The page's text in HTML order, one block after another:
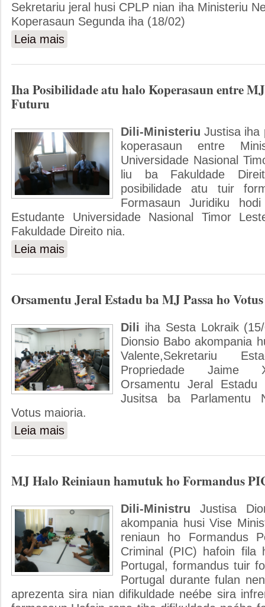
Sekretariu jeral husi CPLP nian iha Ministeriu
Koperasaun Segunda iha (18/02)
Leia mais
Iha Posibilidade atu halo Koperasaun entre
Futuru
Dili-MinisteriuJustisa iha
koperasaun entre
Universidade Nasional
liu ba Fakuldade
posibilidade atu tuir
Formasaun Juridiku
Estudante Universidade Nasional Timor
Fakuldade Direito nia.
Leia mais
Orsamentu Jeral Estadu ba MJ Passa ho
Dili iha Sesta Lokraik
Dionsio Babo akompania
Valente,Sekretariu
Propriedade Jaime
Orsamentu Jeral
Jusitsa ba Parlamentu
Votus maioria.
Leia mais
MJ Halo Reiniaun hamutuk ho Formandus
Dili-Ministru Justisa
akompania husi Vise
reniaun ho Formandus
Criminal (PIC) hafoin fila
Portugal, formandus tuir
Portugal durante fulan
aprezenta sira nian difikuldade neébe sira